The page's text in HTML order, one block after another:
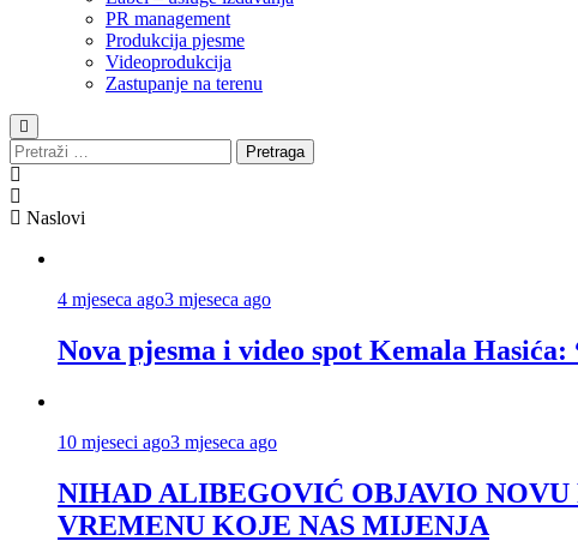
PR management
Produkcija pjesme
Videoprodukcija
Zastupanje na terenu
Pretraga:
Naslovi
4 mjeseca ago3 mjeseca ago
Nova pjesma i video spot Kemala
10 mjeseci ago3 mjeseca ago
NIHAD ALIBEGOVIĆ OBJAVIO NOVU
VREMENU KOJE NAS MIJENJA